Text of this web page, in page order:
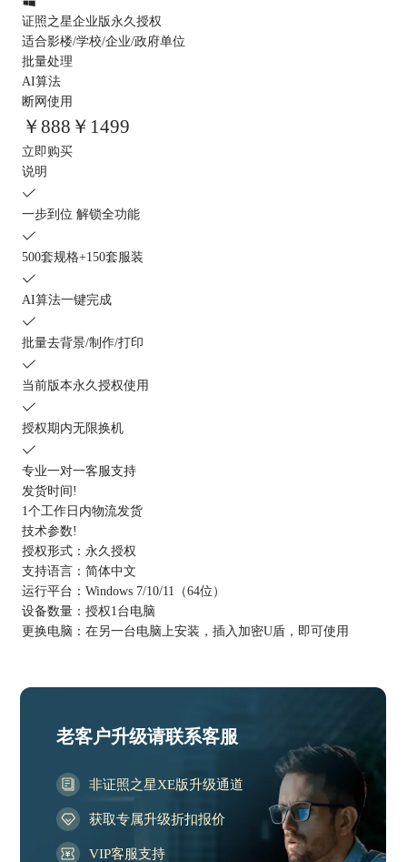
证照之星企业版永久授权
适合影楼/学校/企业/政府单位
批量处理
AI算法
断网使用
￥888 ￥1499
立即购买
说明
一步到位 解锁全功能
500套规格+150套服装
AI算法一键完成
批量去背景/制作/打印
当前版本永久授权使用
授权期内无限换机
专业一对一客服支持
发货时间!
1个工作日内物流发货
技术参数!
授权形式： 永久授权
支持语言： 简体中文
运行平台： Windows 7/10/11（64位）
设备数量： 授权1台电脑
更换电脑： 在另一台电脑上安装，插入加密U盾，即可使用
老客户升级请联系客服
非证照之星XE版升级通道
获取专属升级折扣报价
VIP客服支持